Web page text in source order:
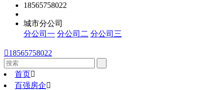
18565758022
城市分公司
分公司一 分公司二 分公司三
18565758022
首页
百强房企